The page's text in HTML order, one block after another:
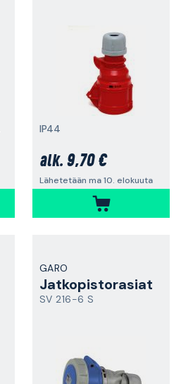
IP44
alk. 9,70 €
Lähetetään ma 10. elokuuta
GARO
Jatkopistorasiat
SV 216-6 S